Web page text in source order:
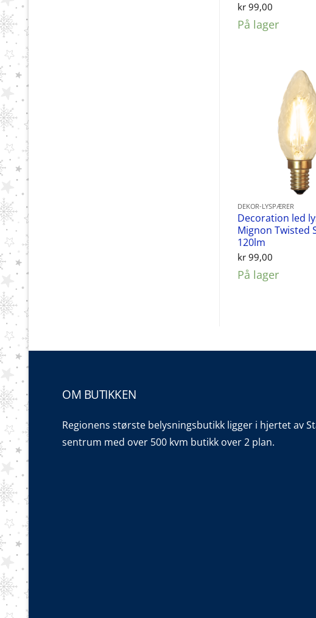
kr 99,00
På lager
DEKOR-LYSPÆRER
Decoration led
Mignon Twisted
120lm
kr 99,00
På lager
OM BUTIKKEN
Regionens største belysningsbutikk ligger i hjertet av
sentrum med over 500 kvm butikk over 2 plan.